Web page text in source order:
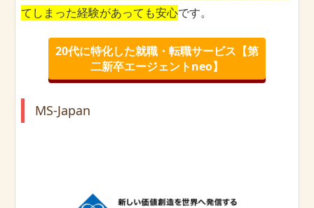
てしまった経験があっても安心です。
20代に特化した就職・転職サービス【第
二新卒エージェントneo】
MS-Japan